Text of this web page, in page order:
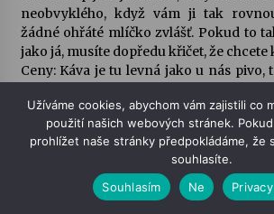
neobvyklého, když vám ji tak
žádné ohřáté mlíčko zvlášť. Pokud to
jako já, musíte dopředu křičet, že chcete
Ceny: Káva je tu levná jako u nás pivo,
úpravu zvolíte
A jestli jste zvyklí dát si ke kafíčku i
nebo toust, když přijde malý hlad,
Kavárny jsou výhradně o kávě, pivu,
alkoholu. Pokud chcete i něco
Užíváme cookies, abychom vám zajistili co
použití našich webových stránek.
prohlížet naše stránky předpokládáme, že
souhlasíte.
Souhlasím
Ne